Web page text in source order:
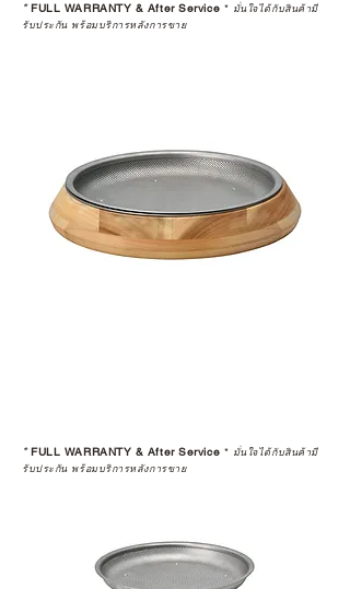
ได้รับการแต่งตั้งอย่างเป็นทางการ จะ
อนาคต
ก่อนตัดสินใจซื้อสินค้า เราอยาก
แนะนำให้คุณสอบถามทุกครั้งว่า ร้าน
ค้าที่คุณกำลังเลือกซื้อนั้น มีการรับ
ในอุปกรณ์ที่คุณรัก มีคุณค่าอย่าง
ตัวแทนจำหน่ายที่ได้รับการแต่งตั้ง
เพื่อให้คุณได้รับทั้งสินค้า และ
*FULL WARRANTY & After Service * มั่นใจได้กับสินค้ามี
รับประกัน พร้อมบริการหลังการขาย
*FULL WARRANTY & After Service * มั่นใจได้กับสินค้ามี
รับประกัน พร้อมบริการหลังการขาย